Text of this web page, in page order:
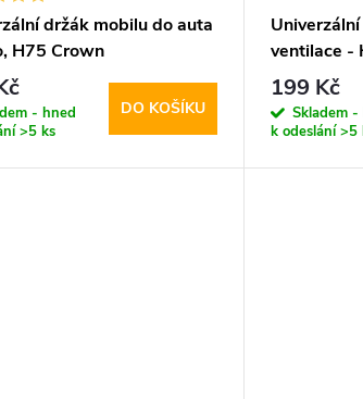
držák mobilu do auta
H75 Crown
- hned
>5 ks
DO KOŠÍKU
ventilace -
199 Kč
Skladem -
k odeslání>5